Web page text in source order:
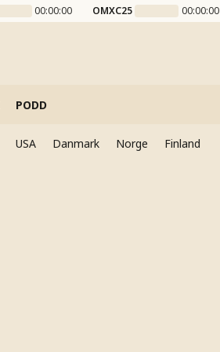
00:00:00 OMXC25 00:00:00
PODD
USA Danmark Norge Finland